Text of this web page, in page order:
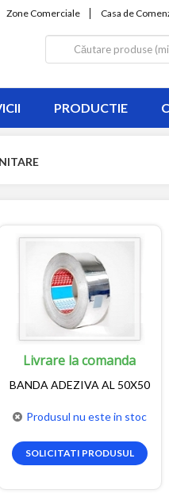
Zone Comerciale Casa de
PRODUCTIE
Livrare la comanda
BANDA ADEZIVA AL 50X50
Produsul nu este in stoc
SOLICITATI PRODUSUL